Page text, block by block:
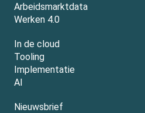
Arbeidsmarktdata
Werken 4.0
In de cloud
Tooling
Implementatie
AI
Nieuwsbrief